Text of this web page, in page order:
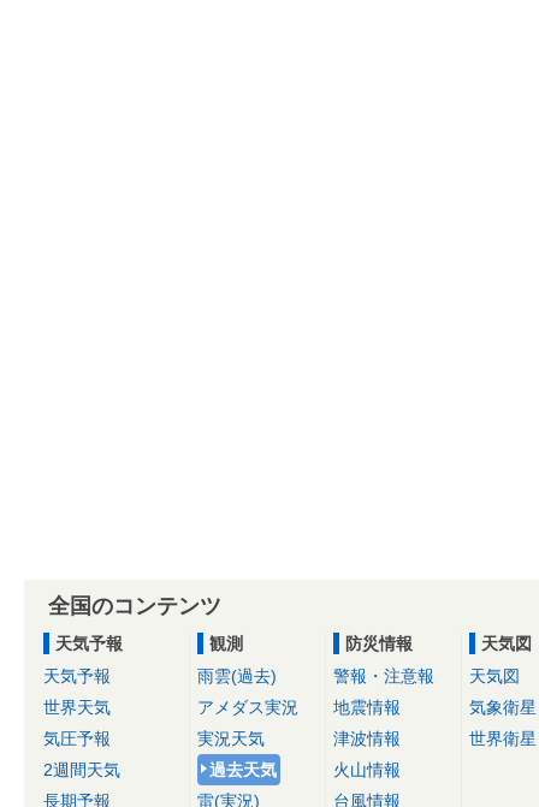
全国のコンテンツ
天気予報
天気予報
世界天気
気圧予報
2週間天気
長期予報
観測
雨雲(過去)
アメダス実況
実況天気
過去天気
雷(実況)
防災情報
警報・注意報
地震情報
津波情報
火山情報
台風情報
天気図
天気図
気象衛星
世界衛星